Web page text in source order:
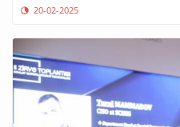
20-02-2025